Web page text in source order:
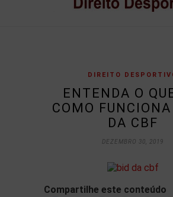
DIREITO
ENTENDA O
COMO
DA CBF
DEZEMBRO 30, 2019
Compartilhe este conteúdo